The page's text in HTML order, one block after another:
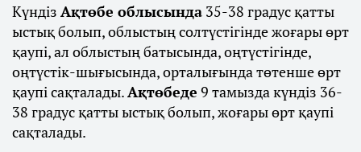
Күндіз Ақтөбе облысында 35-38 градус қатты
ыстық болып, облыстың солтүстігінде жоғары өрт
қаупі, ал облыстың батысында, оңтүстігінде,
оңтүстік-шығысында, орталығында төтенше өрт
қаупі сақталады.Ақтөбеде 9 тамызда күндіз 36-
38 градус қатты ыстық болып, жоғары өрт қаупі
сақталады.